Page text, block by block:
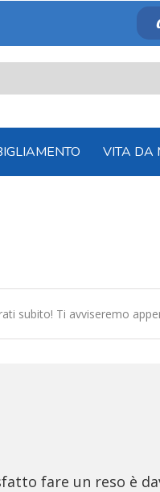
VITA DA
subito! Ti avviseremo
fare un reso è